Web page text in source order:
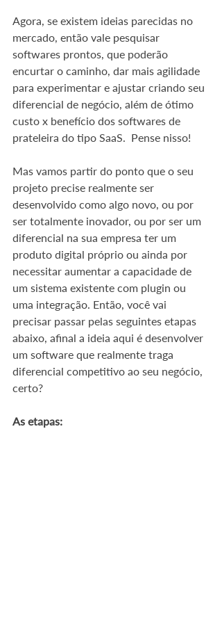
Agora, se existem ideias parecidas no
mercado, então vale pesquisar
softwares prontos, que poderão
encurtar o caminho, dar mais agilidade
para experimentar e ajustar criando seu
diferencial de negócio, além de ótimo
custo x benefício dos softwares de
prateleira do tipo SaaS.  Pense nisso!
Mas vamos partir do ponto que o seu
projeto precise realmente ser
desenvolvido como algo novo, ou por
ser totalmente inovador, ou por ser um
diferencial na sua empresa ter um
produto digital próprio ou ainda por
necessitar aumentar a capacidade de
um sistema existente com plugin ou
uma integração. Então, você vai
precisar passar pelas seguintes etapas
abaixo, afinal a ideia aqui é desenvolver
um software que realmente traga
diferencial competitivo ao seu negócio,
certo?
As etapas: